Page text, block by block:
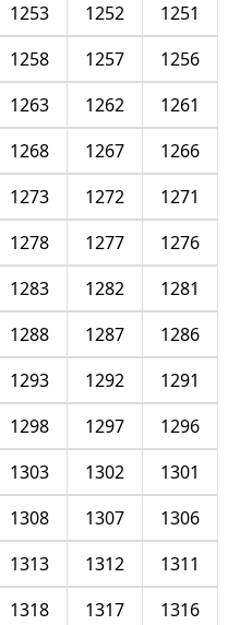
1251
1252
1253
1256
1257
1258
1261
1262
1263
1266
1267
1268
1271
1272
1273
1276
1277
1278
1281
1282
1283
1286
1287
1288
1291
1292
1293
1296
1297
1298
1301
1302
1303
1306
1307
1308
1311
1312
1313
1316
1317
1318